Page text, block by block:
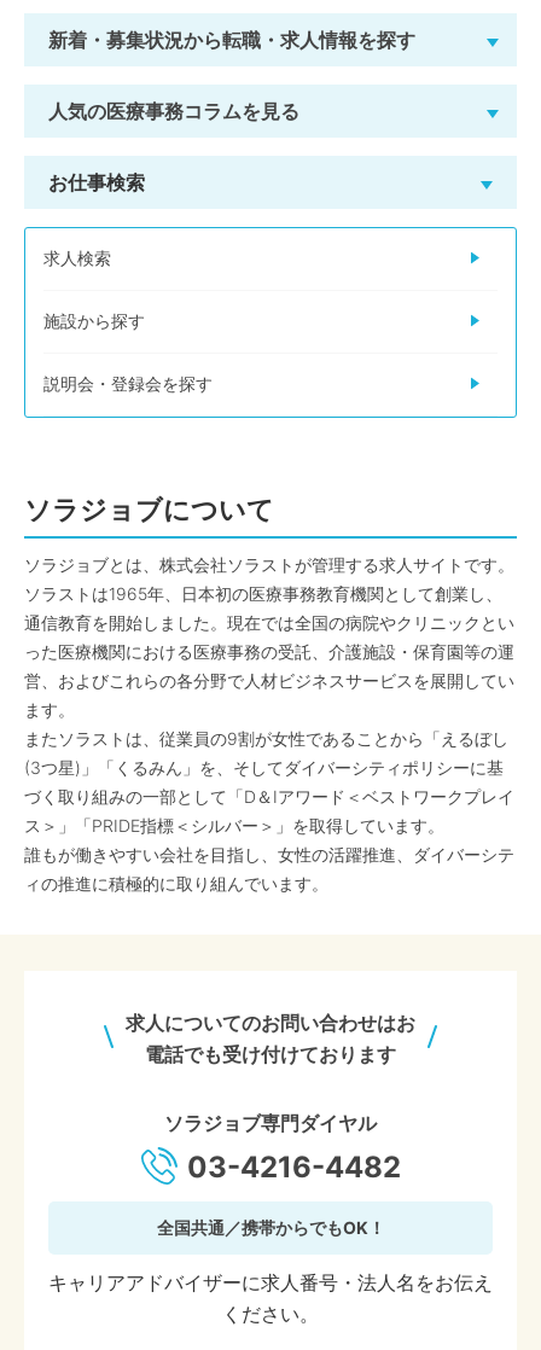
新着・募集状況から転職・求人情報を探す
人気の医療事務コラムを見る
お仕事検索
求人検索
施設から探す
説明会・登録会を探す
ソラジョブについて
ソラジョブとは、株式会社ソラストが管理する求人サイトです。
ソラストは1965年、日本初の医療事務教育機関として創業し、
通信教育を開始しました。現在では全国の病院やクリニックとい
った医療機関における医療事務の受託、介護施設・保育園等の運
営、およびこれらの各分野で人材ビジネスサービスを展開してい
ます。
またソラストは、従業員の9割が女性であることから「えるぼし
(3つ星)」「くるみん」を、そしてダイバーシティポリシーに基
づく取り組みの一部として「D＆Iアワード＜ベストワークプレイ
ス＞」「PRIDE指標＜シルバー＞」を取得しています。
誰もが働きやすい会社を目指し、女性の活躍推進、ダイバーシテ
ィの推進に積極的に取り組んでいます。
求人についてのお問い合わせはお
電話でも受け付けております
ソラジョブ専門ダイヤル
03-4216-4482
全国共通／携帯からでもOK！
キャリアアドバイザーに求人番号・法人名をお伝え
ください。